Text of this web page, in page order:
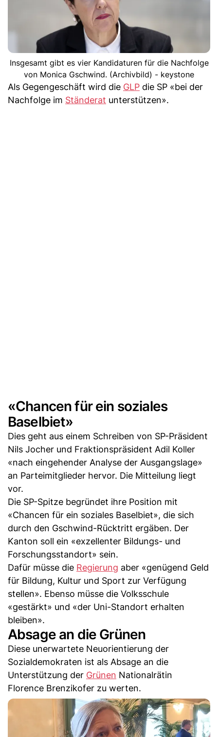
Insgesamt gibt es vier Kandidaturen für die Nachfolge
von Monica Gschwind. (Archivbild) - keystone
Als Gegengeschäft wird die GLP die SP «bei der
Nachfolge im Ständerat unterstützen».
«Chancen für ein soziales
Baselbiet»
Dies geht aus einem Schreiben von SP-Präsident
Nils Jocher und Fraktionspräsident Adil Koller
«nach eingehender Analyse der Ausgangslage»
an Parteimitglieder hervor. Die Mitteilung liegt
vor.
Die SP-Spitze begründet ihre Position mit
«Chancen für ein soziales Baselbiet», die sich
durch den Gschwind-Rücktritt ergäben. Der
Kanton soll ein «exzellenter Bildungs- und
Forschungsstandort» sein.
Dafür müsse die Regierung aber «genügend Geld
für Bildung, Kultur und Sport zur Verfügung
stellen». Ebenso müsse die Volksschule
«gestärkt» und «der Uni-Standort erhalten
bleiben».
Absage an die Grünen
Diese unerwartete Neuorientierung der
Sozialdemokraten ist als Absage an die
Unterstützung der Grünen Nationalrätin
Florence Brenzikofer zu werten.